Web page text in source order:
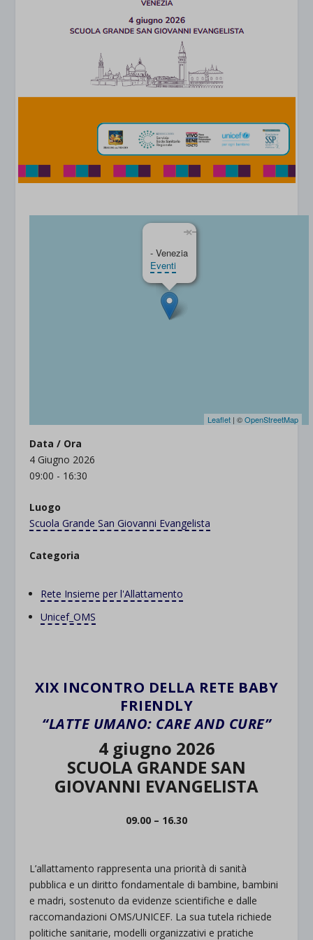
- Venezia
Eventi
×
Leaflet | ©OpenStreetMap
Data / Ora
4 Giugno 2026
09:00 - 16:30
Luogo
Scuola Grande San Giovanni Evangelista
Categoria
Rete Insieme per l'Allattamento
Unicef_OMS
XIX INCONTRO DELLA RETE BABY
FRIENDLY
“LATTE UMANO: CARE AND CURE”
4 giugno 2026
SCUOLA GRANDE SAN
GIOVANNI EVANGELISTA
09.00 – 16.30
L’allattamento rappresenta una priorità di sanità
pubblica e un diritto fondamentale di bambine, bambini
e madri, sostenuto da evidenze scientifiche e dalle
raccomandazioni OMS/UNICEF. La sua tutela richiede
politiche sanitarie, modelli organizzativi e pratiche